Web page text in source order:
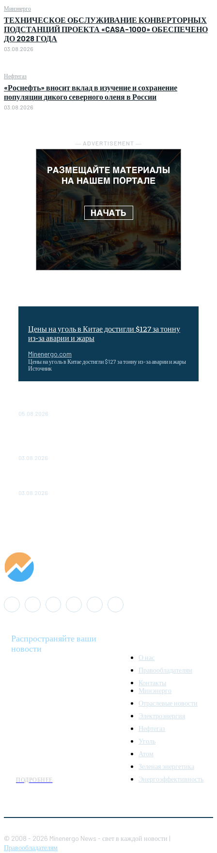
Минэнерго
ТЕХНИЧЕСКОЕ ОБСЛУЖИВАНИЕ КОНВЕРТОРНЫХ
ПОДСТАНЦИЙ ПРОЕКТА «CASA-1000» ОБЕСПЕЧЕНО
ДО 2028 ГОДА
03.08.2026
Нефтегаз
«Роснефть» вносит вклад в изучение и сохранение
популяции дикого северного оленя в России
03.08.2026
― ADVERTISEMENT ―
Цены на уголь в Китае достигли $127 за тонну
из-за аварии и жары
Minenergo.com
Цены на уголь в Китае достигли $127 за тонну из-за аварии и жары
Источник
05.08.2026
03.08.2026
03.08.2026
Распространяйте ваши
новости
ПОДРОБНЕЕ
О нас
Правообладателям
Контакты
Минэнерго
Отраслевые новости
Электроэнергия
Нефтегаз
Уголь
Атом
Зеленая энергетика
Энергоэффективность
© 2008 - 2026 Minenergo News - свет в каждой новости |
Правообладателям